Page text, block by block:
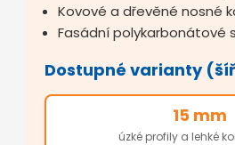
Kovové a dřevěné nosné
Fasádní polykarbonátové
Dostupné varianty
15 mm
úzké profily a lehké